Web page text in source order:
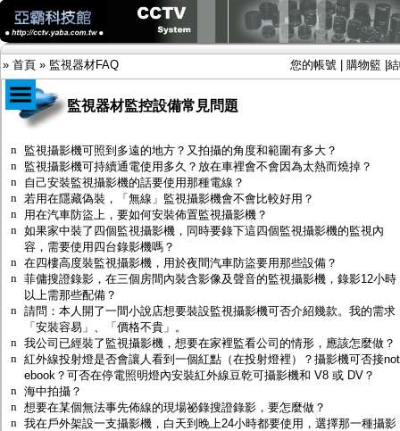
» 首頁 » 監視器材FAQ 您的帳號 購物籃
商品目錄
限時促銷特惠專案
IP網路攝影機及錄放影機
AHD DVR數位錄放影機
AHD半球型(適用屋內)
AHD中小型紅外線攝影機(適用騎樓、室內外)
AHD防護罩型攝影機(適用屋外，紅外線照射
距離遠）
AHD特殊功能型攝影機
旋轉型攝影機.旋轉台
傳統高解析攝影機
鏡頭
投光設備
防護罩及支架
多路攝影機單軸傳輸
監聽器.麥克風
網路設備
監視器材監控設備常見問題
n
監視攝影機可照到多遠的地方？又拍攝的角度和範圍有多大？
n
監視攝影機可持續通電使用多久？放在車裡會不會因為太熱而燒掉？
n
自己安裝監視攝影機的話要使用那種電線？
n 若用在隱藏偽裝，「無線」監視攝影機會不會比較好用？
n
用在汽車防盜上，要如何安裝佈置監視攝影機？
n 如果家中裝了四個監視攝影機，同時要錄下這四個監視攝影機的監視內
容，需要使用四台錄影機嗎？
n 在四樓高度裝監視攝影機，用於夜間汽車防盜要用那些設備？
n 菲傭搜證錄影，在三個房間內裝含影像及聲音的監視攝影機，錄影12小時
以上需那些配備？
n 請問：本人開了一間小說店想要裝設監視攝影機可否介紹幾款。我的需求
「安裝容易」、「價格不貴」。
n 我公司已經裝了監視攝影機，想要在家裡監看公司的情形，應該怎麼做？
n 紅外線投射燈是否會讓人看到一個紅點（在投射燈裡）？攝影機可否接not
ebook？可否在停電照明燈內安裝紅外線豆乾可攝影機和 V8 或 DV？
n 海中拍攝？
n 想要在某個無法事先佈線的現場祕錄搜證錄影，要怎麼做？
n 我在戶外架設一支攝影機，白天到晚上24小時都要使用，選擇那一種攝影